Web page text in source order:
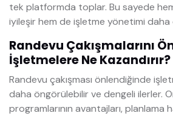
tek platformda toplar. Bu sayede
iyileşir hem de işletme yönetimi daha
Randevu Çakışmalarını
İşletmelere Ne Kazandırır?
Randevu çakışması önlendiğinde
daha öngörülebilir ve dengeli ilerler.
programlarının avantajları, planlama